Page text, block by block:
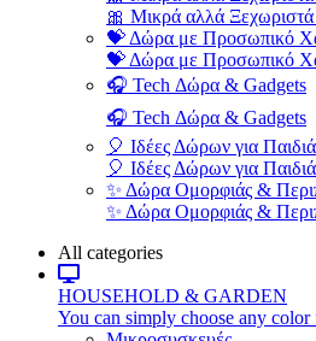
🎀 Μικρά αλλά
💝 Δώρα με Προσωπικό
💝 Δώρα με Προσωπικό
🎧 Tech Δώρα & Gadgets
🎧 Tech Δώρα & Gadgets
🎈 Ιδέες Δώρων για Παιδιά
🎈 Ιδέες Δώρων για Παιδιά
✨ Δώρα Ομορφιάς &
✨ Δώρα Ομορφιάς &
All categories
HOUSEHOLD & GARDEN
You can simply choose any